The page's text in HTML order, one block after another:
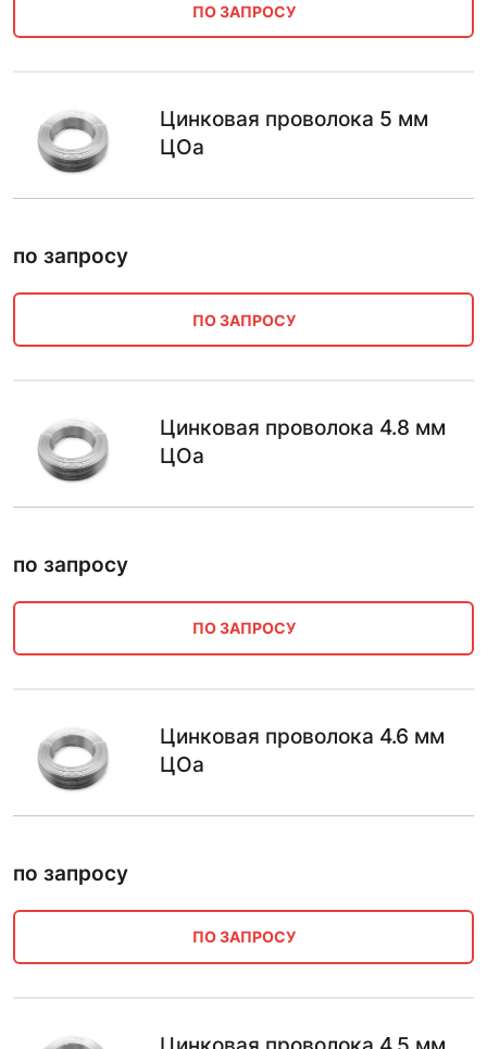
ПО ЗАПРОСУ
Цинковая проволока 5 мм
ЦОа
по запросу
ПО ЗАПРОСУ
Цинковая проволока 4.8 мм
ЦОа
по запросу
ПО ЗАПРОСУ
Цинковая проволока 4.6 мм
ЦОа
по запросу
ПО ЗАПРОСУ